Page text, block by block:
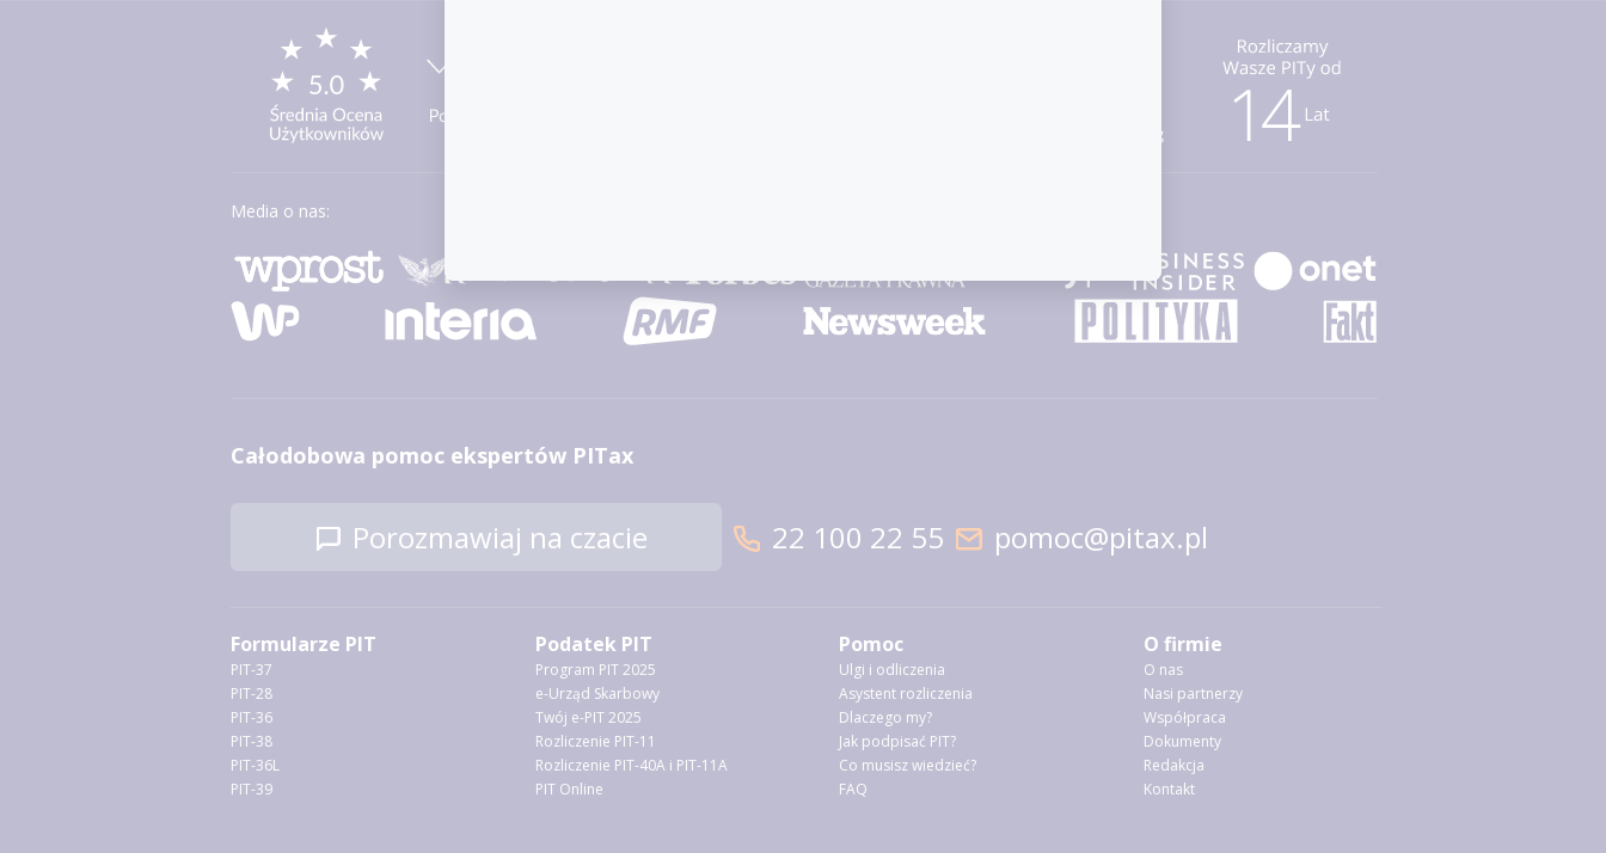
Media o nas:
Całodobowa pomoc ekspertów PITax
Porozmawiaj na czacie 22 100 22 55 pomoc@pitax.pl
Formularze PIT
PIT-37
PIT-28
PIT-36
PIT-38
PIT-36L
PIT-39
Podatek PIT
Program PIT 2025
e-Urząd Skarbowy
Twój e-PIT 2025
Rozliczenie PIT-11
Rozliczenie PIT-40A i PIT-11A
PIT Online
Pomoc
Ulgi i odliczenia
Asystent rozliczenia
Dlaczego my?
Jak podpisać PIT?
Co musisz wiedzieć?
FAQ
O firmie
O nas
Nasi partnerzy
Współpraca
Dokumenty
Redakcja
Kontakt